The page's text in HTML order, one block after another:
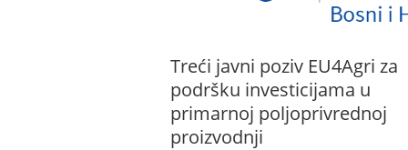
Treći javni poziv EU4Agri za
podršku investicijama u
primarnoj poljoprivrednoj
proizvodnji